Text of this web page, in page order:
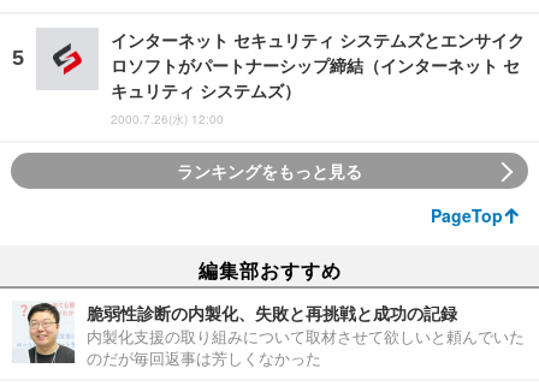
インターネット セキュリティ システムズとエンサイク
ロソフトがパートナーシップ締結（インターネット セ
キュリティ システムズ）
2000.7.26(水) 12:00
ランキングをもっと見る
PageTop
編集部おすすめ
脆弱性診断の内製化、失敗と再挑戦と成功の記録
内製化支援の取り組みについて取材させて欲しいと頼んでいた
のだが毎回返事は芳しくなかった